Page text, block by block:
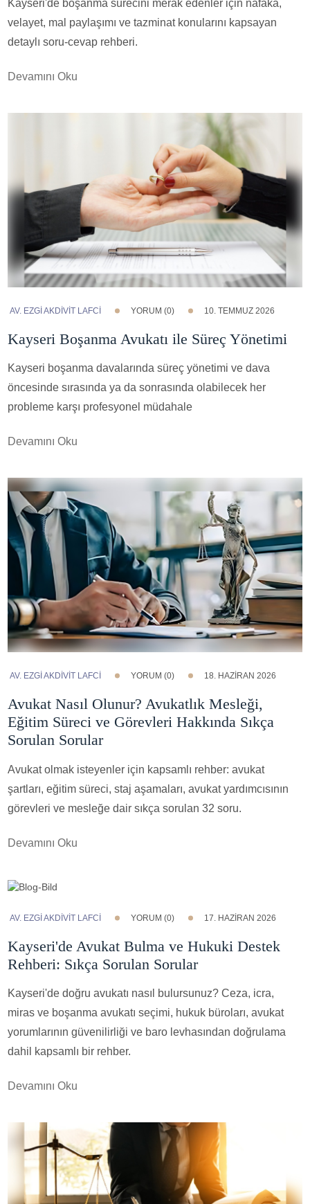
Kayseri'de boşanma sürecini merak edenler için nafaka,
velayet, mal paylaşımı ve tazminat konularını kapsayan
detaylı soru-cevap rehberi.
Devamını Oku
AV. EZGI AKDİVİT LAFCİ YORUM (0) 10. TEMMUZ 2026
Kayseri Boşanma Avukatı ile Süreç Yönetimi
Kayseri boşanma davalarında süreç yönetimi ve dava
öncesinde sırasında ya da sonrasında olabilecek her
probleme karşı profesyonel müdahale
Devamını Oku
AV. EZGI AKDİVİT LAFCİ YORUM (0) 18. HAZIRAN 2026
Avukat Nasıl Olunur? Avukatlık Mesleği,
Eğitim Süreci ve Görevleri Hakkında Sıkça
Sorulan Sorular
Avukat olmak isteyenler için kapsamlı rehber: avukat
şartları, eğitim süreci, staj aşamaları, avukat yardımcısının
görevleri ve mesleğe dair sıkça sorulan 32 soru.
Devamını Oku
AV. EZGI AKDİVİT LAFCİ YORUM (0) 17. HAZIRAN 2026
Kayseri'de Avukat Bulma ve Hukuki Destek
Rehberi: Sıkça Sorulan Sorular
Kayseri'de doğru avukatı nasıl bulursunuz? Ceza, icra,
miras ve boşanma avukatı seçimi, hukuk büroları, avukat
yorumlarının güvenilirliği ve baro levhasından doğrulama
dahil kapsamlı bir rehber.
Devamını Oku